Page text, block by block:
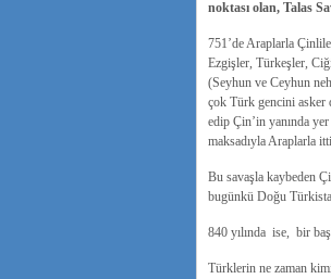
noktası olan, Talas
751’de Araplarla
Ezgişler, Türkeşler,
(Seyhun ve Ceyhun
çok Türk gencini asker
edip Çin’in yanında
maksadıyla Araplarla
Bu savaşla kaybeden
bugünkü Doğu
840 yılında ise, bir
Türklerin ne zaman